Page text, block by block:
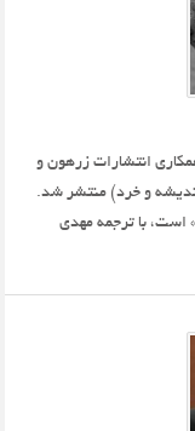
انتشارات زرهون و
و خرد) منتشر شد.
اثر که برگرفته از «کتاب سال لیزینگ جهان ۲۰۲۵» است، با ترجمه مهدی